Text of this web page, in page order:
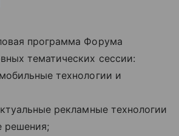
программа Форума
тематических сессии:
технологии и
рекламные технологии
решения;